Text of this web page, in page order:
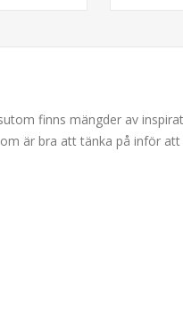
finns mängder av
är bra att tänka på inför